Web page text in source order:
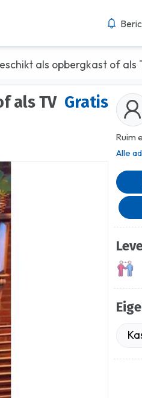
als opbergkast of als
Gratis
Ruim
Alle